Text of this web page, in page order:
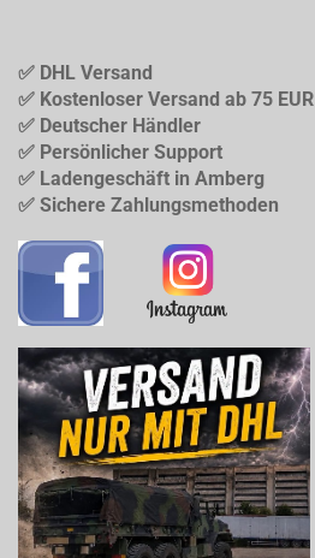
✅ DHL Versand
✅ Kostenloser Versand ab 75 EUR
✅ Deutscher Händler
✅ Persönlicher Support
✅ Ladengeschäft in Amberg
✅ Sichere Zahlungsmethoden